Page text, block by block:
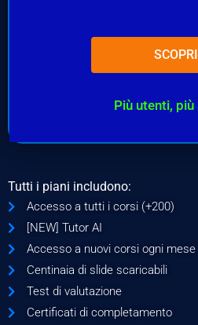
SCOPRI
Più utenti,
Tutti i piani includono:
Accesso a tutti i corsi (+200)
[NEW] Tutor AI
Accesso a nuovi corsi ogni mese
Centinaia di slide scaricabili
Test di valutazione
Certificati di completamento